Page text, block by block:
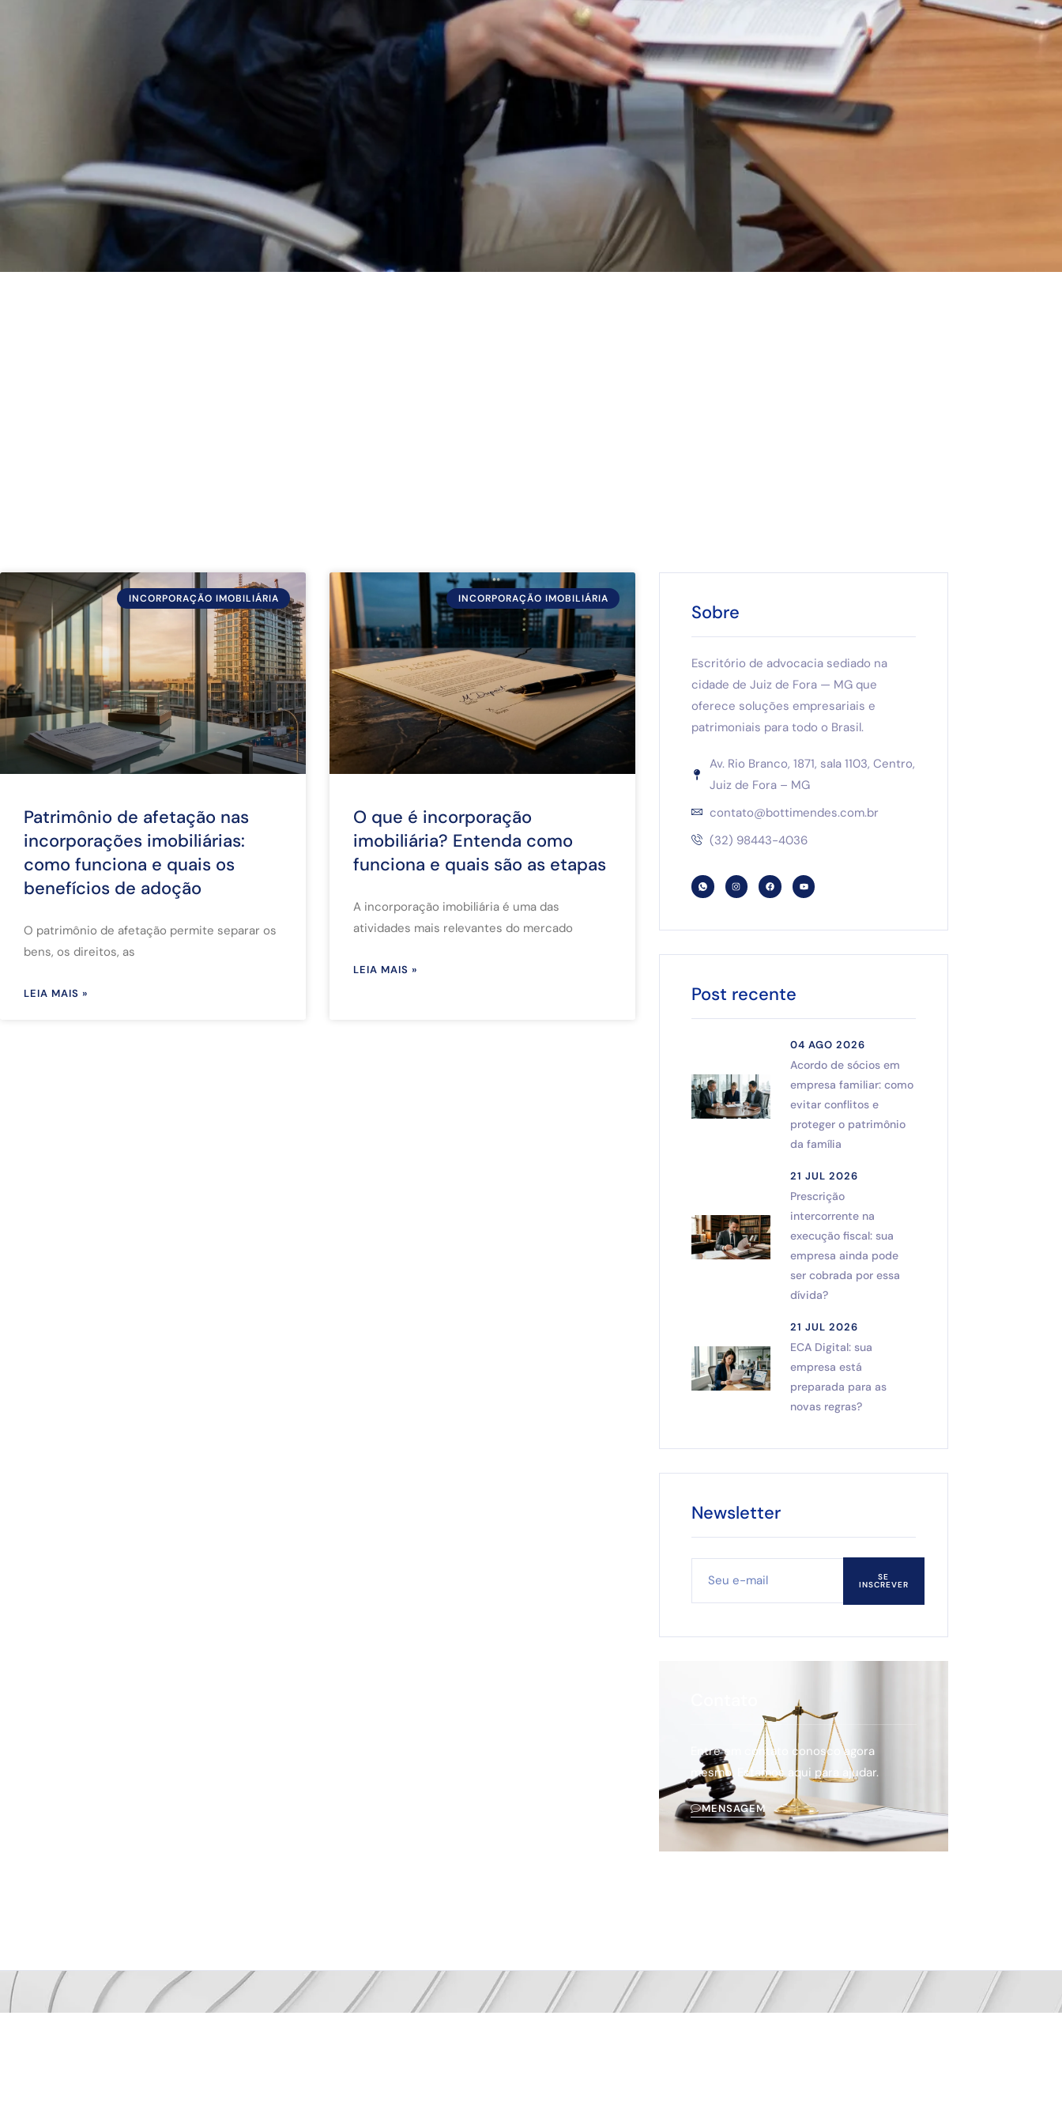
INCORPORAÇÃO IMOBILIÁRIA
Patrimônio de afetação nas
incorporações imobiliárias:
como funciona e quais os
benefícios de adoção
O patrimônio de afetação permite separar os
bens, os direitos, as
LEIA MAIS »
INCORPORAÇÃO IMOBILIÁRIA
O que é incorporação
imobiliária? Entenda como
funciona e quais são as etapas
A incorporação imobiliária é uma das
atividades mais relevantes do mercado
LEIA MAIS »
Sobre
Escritório de advocacia sediado na
cidade de Juiz de Fora — MG que
oferece soluções empresariais e
patrimoniais para todo o Brasil.
Av. Rio Branco, 1871, sala 1103, Centro,
Juiz de Fora – MG
contato@bottimendes.com.br
(32) 98443-4036
Post recente
04 AGO 2026
Acordo de sócios em
empresa familiar: como
evitar conflitos e
proteger o patrimônio
da família
21 JUL 2026
Prescrição
intercorrente na
execução fiscal: sua
empresa ainda pode
ser cobrada por essa
dívida?
21 JUL 2026
ECA Digital: sua
empresa está
preparada para as
novas regras?
Newsletter
SE
INSCREVER
Entre em contato conosco agora
mesmo. Estamos aqui para ajudar.
MENSAGEM